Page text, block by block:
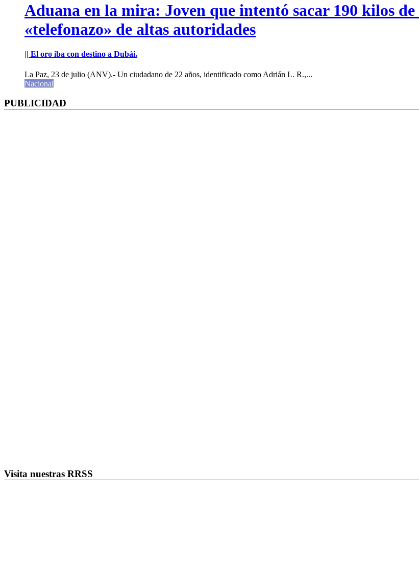
Aduana en la mira: Joven que intentó sacar 190 kilos
«telefonazo» de altas autoridades
|| El oro iba con destino a Dubái.
La Paz, 23 de julio (ANV).- Un ciudadano de 22 años, identificado como Adrián L. R.,...
Nacional
PUBLICIDAD
Visita nuestras RRSS